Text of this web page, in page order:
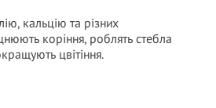
кальцію та різних
коріння, роблять стебла
цвітіння.